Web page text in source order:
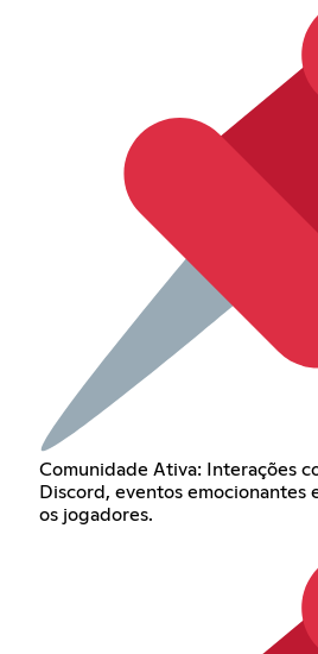
Comunidade Ativa: Interações
Discord, eventos emocionantes
os jogadores.